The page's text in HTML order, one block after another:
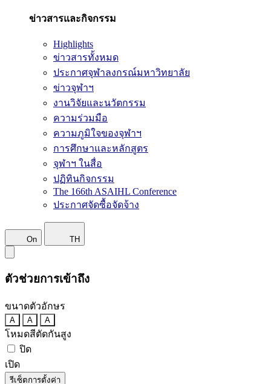
ข่าวสารและกิจกรรม
Highlights
ข่าวสารทั้งหมด
ประกาศจุฬาลงกรณ์มหาวิทยาลัย
ข่าวจุฬาฯ
งานวิจัยและนวัตกรรม
ความร่วมมือ
ความภูมิใจของจุฬาฯ
การศึกษาและหลักสูตร
จุฬาฯ ในสื่อ
ปฏิทินกิจกรรม
The 166th ASAIHL Conference
ประกาศจัดซื้อจัดจ้าง
On TH
ตัวช่วยการเข้าถึง
ขนาดตัวอักษร
A A A
โหมดสีตัดกันสูง
ปิด
เปิด
รีเซ็ตการตั้งค่า